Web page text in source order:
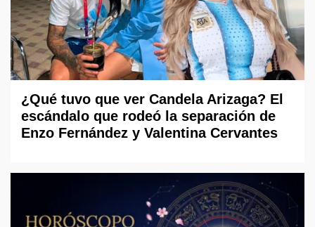
¿Qué tuvo que ver Candela Arizaga? El
escándalo que rodeó la separación de
Enzo Fernández y Valentina Cervantes